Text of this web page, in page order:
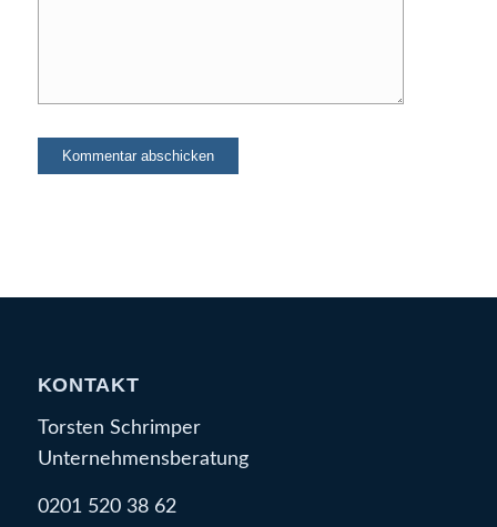
KONTAKT
Torsten Schrimper
Unternehmensberatung
0201 520 38 62